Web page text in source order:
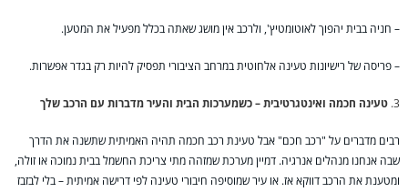
– חניה בבית יהפוך לאוטומטיץ', ולרכב אין מושג שאתה בכלל מפעיל את המטען.
– פריסה של רישיונות טעינה אלחוטית במרחב הציבורי תפסיק להיות רק בגדר אפשרות.
טעינה חכמה ואינטגרטיבית – כשמערכות הבית והעיר מדברות עם הרכב שלך
רבים מדברים על "רכב חכם" אבל טעינת רכב חכמה תהיה האמיתית שתשנה את הדרך
שבה אנחנו מנהלים אנרגיה. דמיין מערכת שמזהה מתי צריכת החשמל בבית נמוכה או זולה,
ומטענת את הרכב דווקא אז. או עיר שמוסיפה חיבורי טעינה לפי דרישה אמיתית – בלי לבזבז